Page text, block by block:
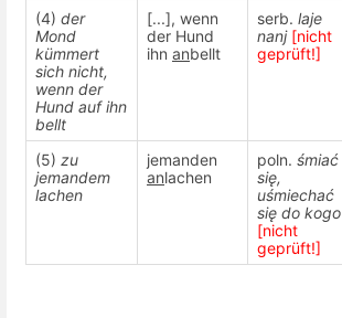
(4) der
Mond
kümmert
sich nicht,
wenn der
Hund auf ihn
bellt
[...], wenn
der Hund
ihn anbellt
serb. laje
nanj [nicht
geprüft!]
(5) zu
jemandem
lachen
jemanden
anlachen
poln. śmiać
się,
uśmiechać
się do kogo
[nicht
geprüft!]